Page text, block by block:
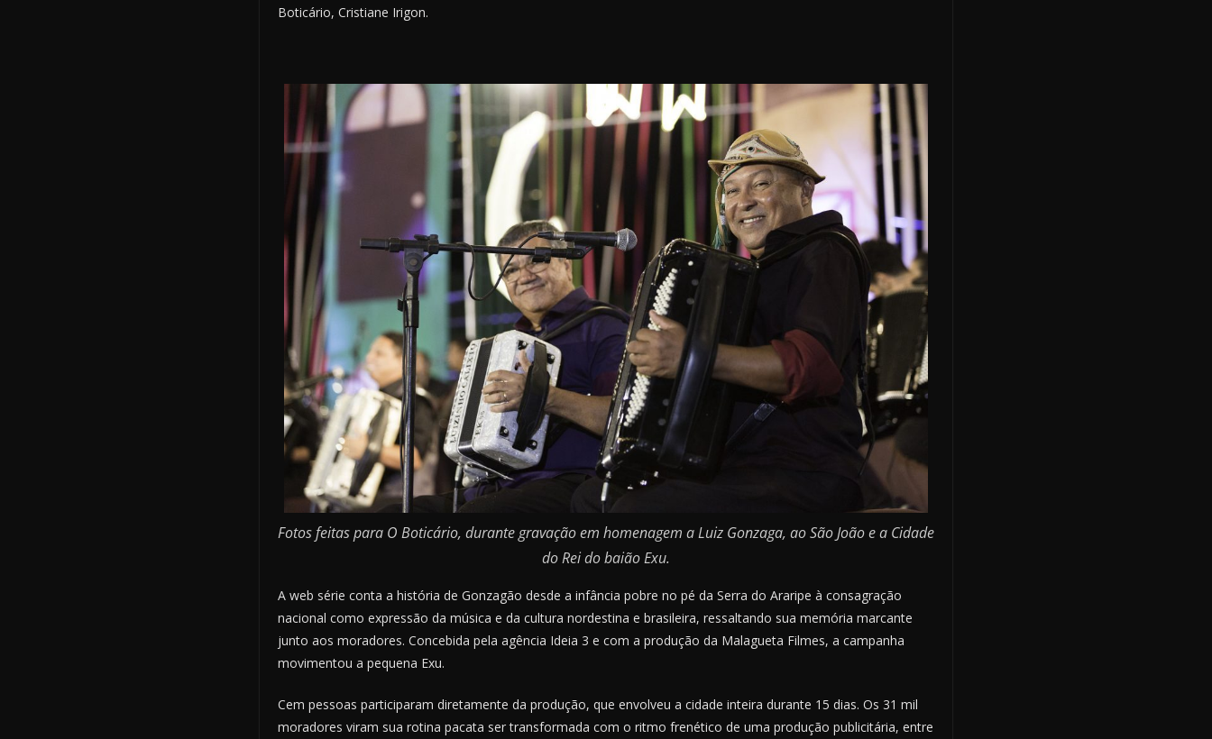
Boticário, Cristiane Irigon.
Fotos feitas para O Boticário, durante gravação em homenagem a Luiz Gonzaga, ao São João e a Cidade
do Rei do baião Exu.
A web série conta a história de Gonzagão desde a infância pobre no pé da Serra do Araripe à consagração
nacional como expressão da música e da cultura nordestina e brasileira, ressaltando sua memória marcante
junto aos moradores. Concebida pela agência Ideia 3 e com a produção da Malagueta Filmes, a campanha
movimentou a pequena Exu.
Cem pessoas participaram diretamente da produção, que envolveu a cidade inteira durante 15 dias. Os 31 mil
moradores viram sua rotina pacata ser transformada com o ritmo frenético de uma produção publicitária, entre